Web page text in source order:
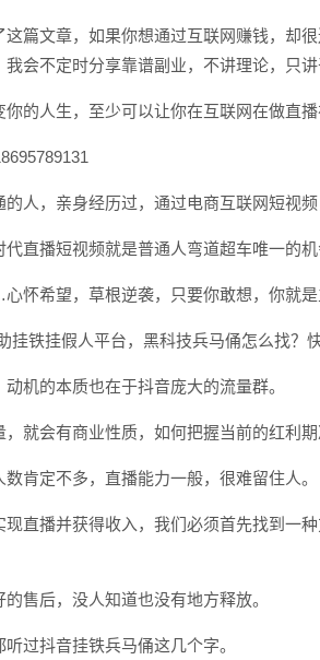
篇文章，如果你想通过互联网赚钱，却
会不定时分享靠谱副业，不讲理论，只讲
的人生，至少可以让你在互联网在做直
人，亲身经历过，通过电商互联网短视频
直播短视频就是普通人弯道超车唯一的机
怀希望，草根逆袭，只要你敢想，你就是
机的本质也在于抖音庞大的流量群。
就会有商业性质，如何把握当前的红利
肯定不多，直播能力一般，很难留住人。
直播并获得收入，我们必须首先找到一
售后，没人知道也没有地方释放。
过抖音挂铁兵马俑这几个字。